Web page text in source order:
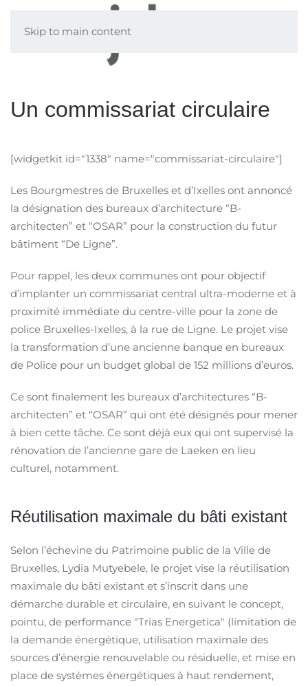
Skip to main content
Un commissariat circulaire
[widgetkit id="1338" name="commissariat-circulaire"]
Les Bourgmestres de Bruxelles et d’Ixelles ont annoncé
la désignation des bureaux d’architecture “B-
architecten” et “OSAR” pour la construction du futur
bâtiment “De Ligne”.
Pour rappel, les deux communes ont pour objectif
d’implanter un commissariat central ultra-moderne et à
proximité immédiate du centre-ville pour la zone de
police Bruxelles-Ixelles, à la rue de Ligne. Le projet vise
la transformation d’une ancienne banque en bureaux
de Police pour un budget global de 152 millions d’euros.
Ce sont finalement les bureaux d’architectures “B-
architecten” et “OSAR” qui ont été désignés pour mener
à bien cette tâche. Ce sont déjà eux qui ont supervisé la
rénovation de l’ancienne gare de Laeken en lieu
culturel, notamment.
Réutilisation maximale du bâti existant
Selon l’échevine du Patrimoine public de la Ville de
Bruxelles, Lydia Mutyebele, le projet vise la réutilisation
maximale du bâti existant et s’inscrit dans une
démarche durable et circulaire, en suivant le concept,
pointu, de performance "Trias Energetica" (limitation de
la demande énergétique, utilisation maximale des
sources d’énergie renouvelable ou résiduelle, et mise en
place de systèmes énergétiques à haut rendement,